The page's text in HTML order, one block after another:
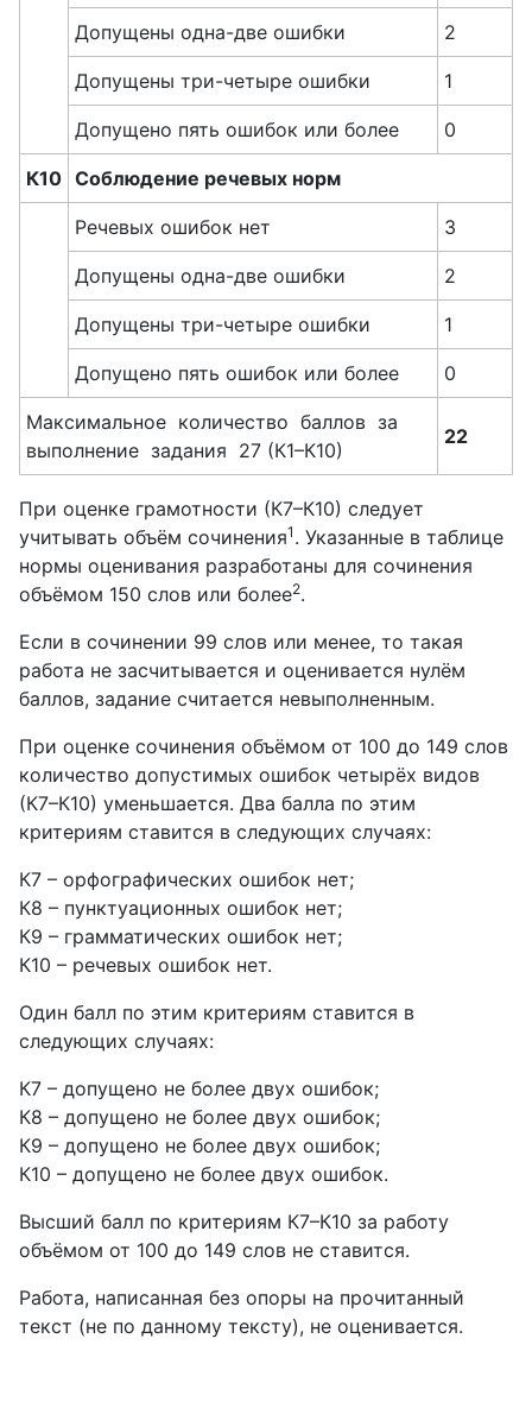
Допущены одна-две ошибки 2
Допущены три-четыре ошибки 1
Допущено пять ошибок или более 0
К10 Соблюдение речевых норм
Речевых ошибок нет 3
Допущены одна-две ошибки 2
Допущены три-четыре ошибки 1
Допущено пять ошибок или более 0
Максимальное количество баллов за
выполнение задания 27 (К1–К10)
22
При оценке грамотности (К7–К10) следует
учитывать объём сочинения1 . Указанные в таблице
нормы оценивания разработаны для сочинения
объёмом 150 слов или более2.
Если в сочинении 99 слов или менее, то такая
работа не засчитывается и оценивается нулём
баллов, задание считается невыполненным.
При оценке сочинения объёмом от 100 до 149 слов
количество допустимых ошибок четырёх видов
(К7–К10) уменьшается. Два балла по этим
критериям ставится в следующих случаях:
К7 – орфографических ошибок нет;
К8 – пунктуационных ошибок нет;
К9 – грамматических ошибок нет;
К10 – речевых ошибок нет.
Один балл по этим критериям ставится в
следующих случаях:
К7 – допущено не более двух ошибок;
К8 – допущено не более двух ошибок;
К9 – допущено не более двух ошибок;
К10 – допущено не более двух ошибок.
Высший балл по критериям К7–К10 за работу
объёмом от 100 до 149 слов не ставится.
Работа, написанная без опоры на прочитанный
текст (не по данному тексту), не оценивается.